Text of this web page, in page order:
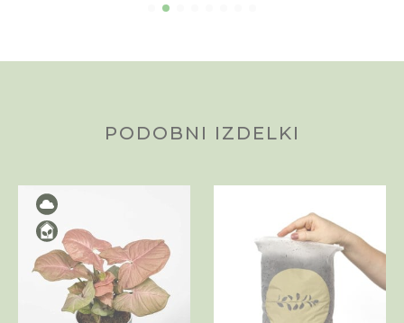
PODOBNI IZDELKI